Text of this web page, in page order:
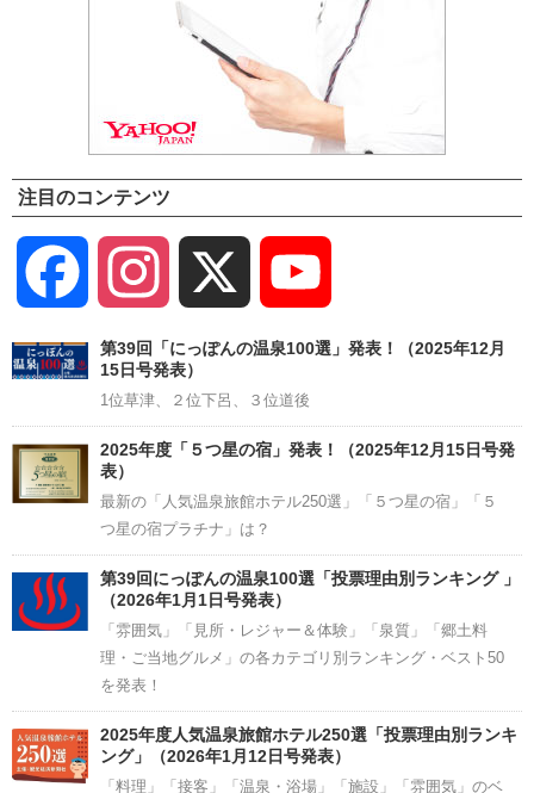
注目のコンテンツ
Facebook Instagram
Channel
第39回「にっぽんの温泉100選」発表！（2025年12月
15日号発表）
1位草津、２位下呂、３位道後
2025年度「５つ星の宿」発表！（2025年12月15日号発
表）
最新の「人気温泉旅館ホテル250選」「５つ星の宿」「５
つ星の宿プラチナ」は？
第39回にっぽんの温泉100選「投票理由別ランキング 」
（2026年1月1日号発表）
「雰囲気」「見所・レジャー＆体験」「泉質」「郷土料
理・ご当地グルメ」の各カテゴリ別ランキング・ベスト50
を発表！
2025年度人気温泉旅館ホテル250選「投票理由別ランキ
ング」（2026年1月12日号発表）
「料理」「接客」「温泉・浴場」「施設」「雰囲気」のベ